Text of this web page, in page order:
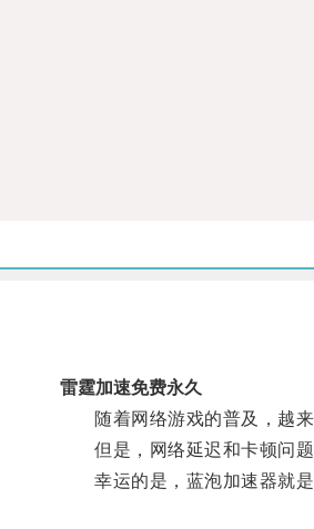
雷霆加速免费永久
随着网络游戏的普及，越来
但是，网络延迟和卡顿问题
幸运的是，蓝泡加速器就是